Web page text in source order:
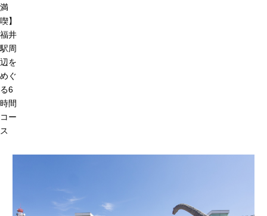
満
喫】
福井
駅周
辺を
めぐ
る6
時間
コー
ス